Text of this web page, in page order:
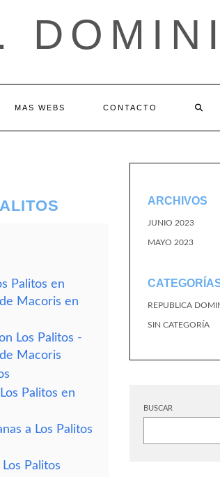
MAS WEBS CONTACTO
Palitos en
Macoris en
Los Palitos -
Macoris
Palitos en
a Los Palitos
Palitos
ARCHIVOS
JUNIO 2023
MAYO 2023
REPUBLICA
SIN CATEGORÍA
BUSCAR